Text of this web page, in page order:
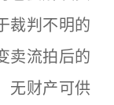
裁判不明的
卖流拍后的
无财产可供